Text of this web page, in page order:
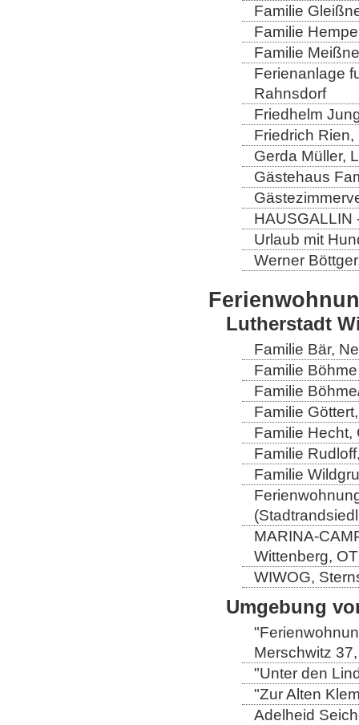
Familie
Familie
Familie
Ferienanlage
Rahnsdorf
Friedhelm
Friedrich
Gerda Müller,
Gästehaus
HAUSGALLIN
Urlaub mit
Werner
Lutherstadt
Familie Bär,
Familie
Familie
Familie
Familie Hecht,
Familie
Familie
MARINA-
Wittenberg,
WIWOG,
Umgebung
Merschwitz
"Unter den
"Zur Alten
Adelheid